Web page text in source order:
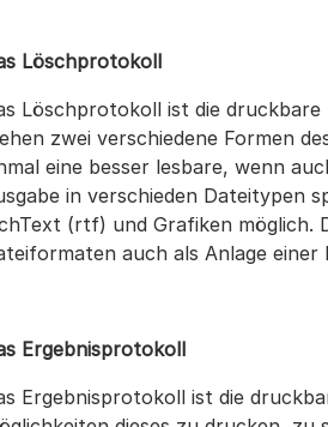
Löschprotokoll
Löschprotokoll ist die
zwei verschiedene Formen
eine besser lesbare, wenn
in verschieden Dateitypen
(rtf) und Grafiken möglich.
auch als Anlage
Ergebnisprotokoll
Ergebnisprotokoll ist die